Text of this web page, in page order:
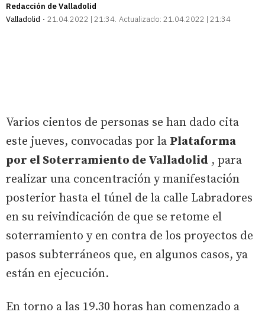
Redacción de Valladolid
Valladolid
21.04.2022 | 21:34 Actualizado: 21.04.2022 | 21:34
Varios cientos de personas se han dado cita
este jueves, convocadas por la Plataforma
por el Soterramiento de Valladolid , para
realizar una concentración y manifestación
posterior hasta el túnel de la calle Labradores
en su reivindicación de que se retome el
soterramiento y en contra de los proyectos de
pasos subterráneos que, en algunos casos, ya
están en ejecución.
En torno a las 19.30 horas han comenzado a